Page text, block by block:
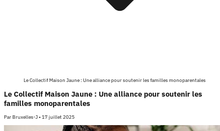
Le Collectif Maison Jaune : Une alliance pour soutenir les familles monoparentales
Le Collectif Maison Jaune : Une alliance pour soutenir les
familles monoparentales
Par Bruxelles-J•17 juillet 2025